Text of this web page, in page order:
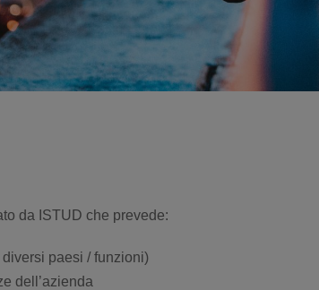
da ISTUD che prevede:
paesi / funzioni)
dell’azienda